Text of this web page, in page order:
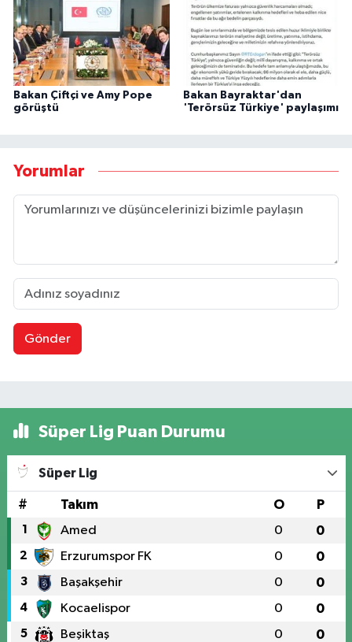
Bakan Çiftçi ve Amy Pope
görüştü
Bakan Bayraktar'dan
'Terörsüz Türkiye' paylaşımı
Yorumlar
Gönder
Süper Lig Puan Durumu
Süper Lig
# Takım O P
1 Amed 0 0
2 Erzurumspor FK 0 0
3 Başakşehir 0 0
4 Kocaelispor 0 0
5 Beşiktaş 0 0